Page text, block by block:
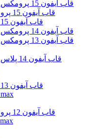
قاب آیفون 15 پرومکس و لوازم جانبی
قاب آیفون 15 پرو و لوازم جانبی
قاب آیفون 15 و لوازم جانبی
قاب آیفون 14 پرومکس و لوازم جانبی
قاب آیفون 13 پرومکس و لوازم جانبی
قاب آیفون 14 پلاس و لوازم جانبی
قاب آیفون 13 و لوازم جانبی
قاب آیفون 12 پرو و لوازم جانبی